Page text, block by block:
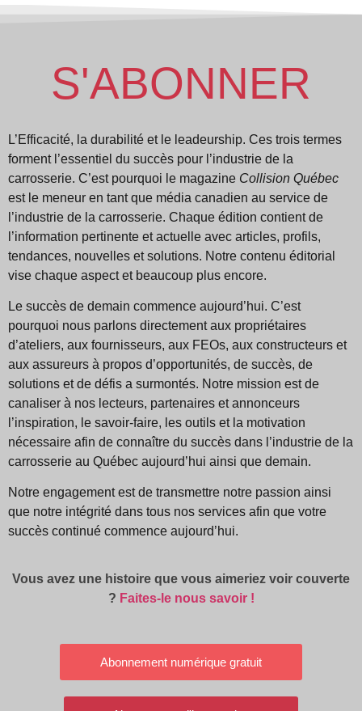
S'ABONNER
L’Efficacité, la durabilité et le leadeurship. Ces trois termes
forment l’essentiel du succès pour l’industrie de la
carrosserie. C’est pourquoi le magazine Collision Québec
est le meneur en tant que média canadien au service de
l’industrie de la carrosserie. Chaque édition contient de
l’information pertinente et actuelle avec articles, profils,
tendances, nouvelles et solutions. Notre contenu éditorial
vise chaque aspect et beaucoup plus encore.
Le succès de demain commence aujourd’hui. C’est
pourquoi nous parlons directement aux propriétaires
d’ateliers, aux fournisseurs, aux FEOs, aux constructeurs et
aux assureurs à propos d’opportunités, de succès, de
solutions et de défis a surmontés. Notre mission est de
canaliser à nos lecteurs, partenaires et annonceurs
l’inspiration, le savoir-faire, les outils et la motivation
nécessaire afin de connaître du succès dans l’industrie de la
carrosserie au Québec aujourd’hui ainsi que demain.
Notre engagement est de transmettre notre passion ainsi
que notre intégrité dans tous nos services afin que votre
succès continué commence aujourd’hui.
Vous avez une histoire que vous aimeriez voir couverte
? Faites-le nous savoir !
Abonnement numérique gratuit